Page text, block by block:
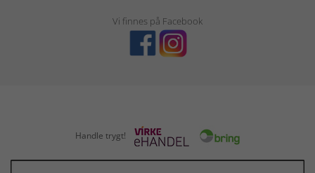
Vi finnes på Facebook
Handle trygt!